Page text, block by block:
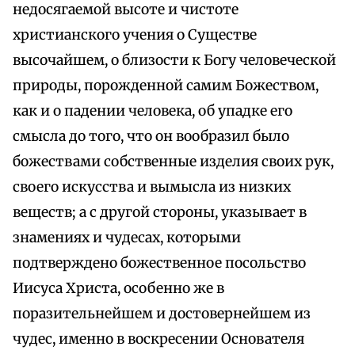
недосягаемой высоте и чистоте
христианского учения о Существе
высочайшем, о близости к Богу человеческой
природы, порожденной самим Божеством,
как и о падении человека, об упадке его
смысла до того, что он вообразил было
божествами собственные изделия своих рук,
своего искусства и вымысла из низких
веществ; а с другой стороны, указывает в
знамениях и чудесах, которыми
подтверждено божественное посольство
Иисуса Христа, особенно же в
поразительнейшем и достовернейшем из
чудес, именно в воскресении Основателя